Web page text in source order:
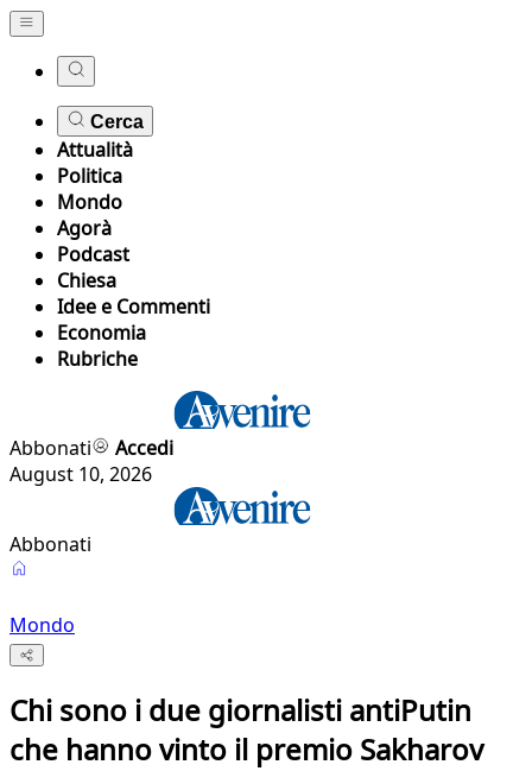
Cerca
Attualità
Politica
Mondo
Agorà
Podcast
Chiesa
Idee e Commenti
Economia
Rubriche
Abbonati
Accedi
August 10, 2026
Abbonati
Mondo
Chi sono i due giornalisti antiPutin
che hanno vinto il premio Sakharov